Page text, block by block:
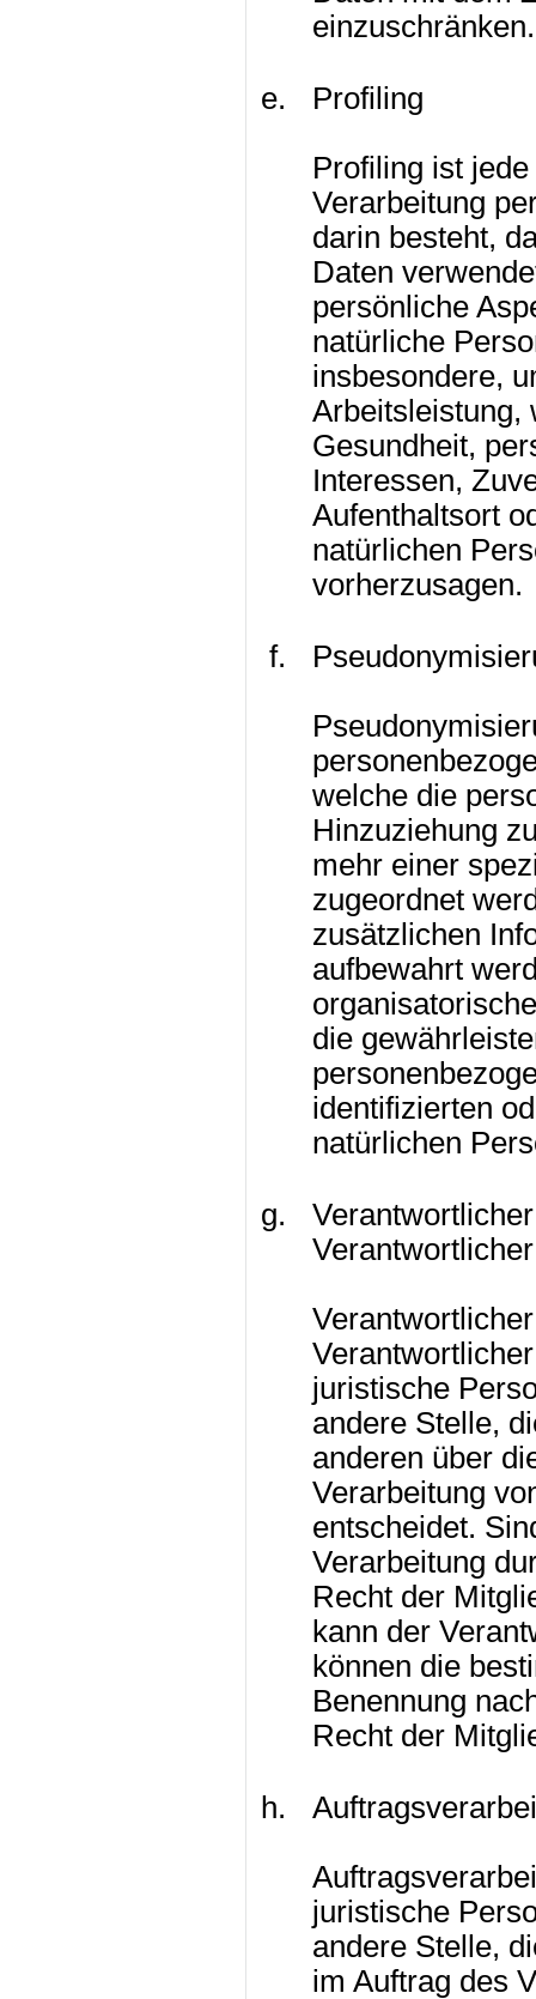
einzuschränken.
Profiling
Profiling ist
Verarbeitung
darin besteht,
Daten
persönliche
natürliche
insbesondere,
Arbeitsleistung,
Gesundheit,
Interessen,
Aufenthaltsort
natürlichen
vorherzusagen.
welche die
Hinzuziehung
mehr einer
zugeordnet
zusätzlichen
aufbewahrt
die
identifizierten
natürlichen
Verantwortlicher
juristische
andere Stelle,
anderen über
Verarbeitung
entscheidet.
Verarbeitung
Recht der
kann der
können die
Benennung
Recht der
juristische
andere Stelle,
im Auftrag des